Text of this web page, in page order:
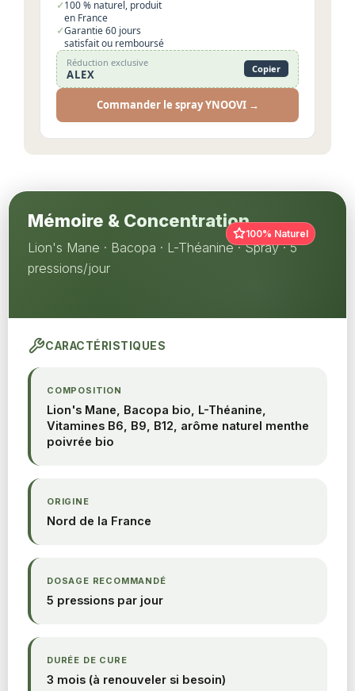
100 % naturel, produit
en France
Garantie 60 jours
satisfait ou remboursé
Réduction exclusive
ALEX Copier
Commander le spray YNOOVI →
Mémoire & Concentration
Lion's Mane · Bacopa · L-Théanine · Spray · 5
pressions/jour
100% Naturel
CARACTÉRISTIQUES
COMPOSITION
Lion's Mane, Bacopa bio, L-Théanine,
Vitamines B6, B9, B12, arôme naturel menthe
poivrée bio
ORIGINE
Nord de la France
DOSAGE RECOMMANDÉ
5 pressions par jour
DURÉE DE CURE
3 mois (à renouveler si besoin)